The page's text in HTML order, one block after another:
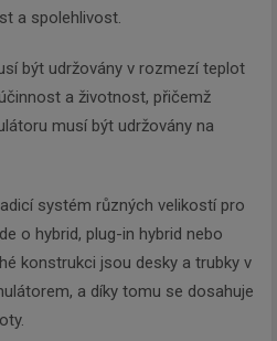
a spolehlivost.
být udržovány v rozmezí teplot
a životnost, přičemž
musí být udržovány na
systém různých velikostí pro
o hybrid, plug-in hybrid nebo
konstrukci jsou desky a trubky v
a díky tomu se dosahuje